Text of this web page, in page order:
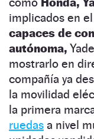
implicados en
capaces de
autónoma,
mostrarlo en
compañía ya
la movilidad
la primera
ruedas a nivel